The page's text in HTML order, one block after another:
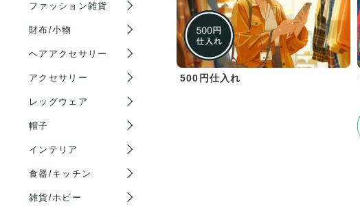
ファッション雑貨
財布/小物
ヘアアクセサリー
アクセサリー
レッグウェア
帽子
インテリア
食器/キッチン
雑貨/ホビー
500円仕入れ